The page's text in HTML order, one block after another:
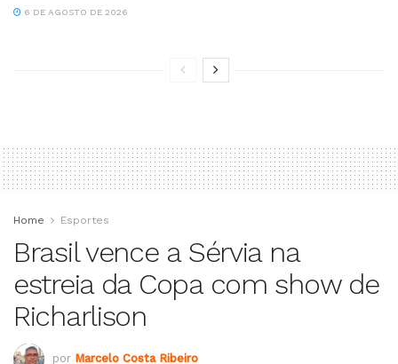
6 DE AGOSTO DE 2026
Home Esportes
Brasil vence a Sérvia na
estreia da Copa com show de
Richarlison
por Marcelo Costa Ribeiro